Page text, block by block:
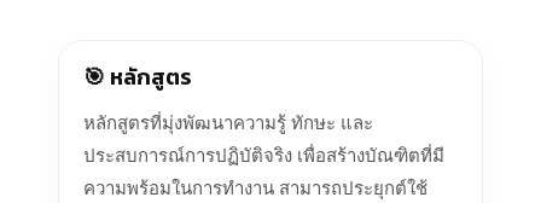
🎯 หลักสูตร
หลักสูตรที่มุ่งพัฒนาความรู้ ทักษะ และ
ประสบการณ์การปฏิบัติจริง เพื่อสร้างบัณฑิตที่มี
ความพร้อมในการทำงาน สามารถประยุกต์ใช้